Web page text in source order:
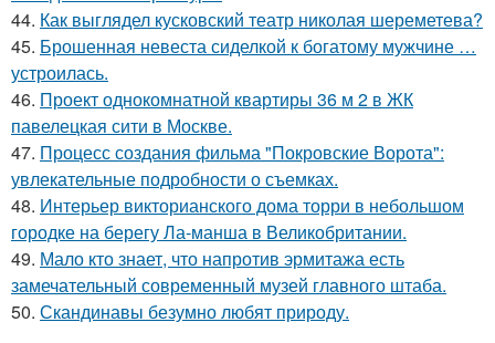
44. Как выглядел кусковский театр николая шереметева?
45. Брошенная невеста сиделкой к богатому мужчине …
устроилась.
46. Проект однокомнатной квартиры 36 м 2 в ЖК
павелецкая сити в Москве.
47. Процесс создания фильма "Покровские Ворота":
увлекательные подробности о съемках.
48. Интерьер викторианского дома торри в небольшом
городке на берегу Ла-манша в Великобритании.
49. Мало кто знает, что напротив эрмитажа есть
замечательный современный музей главного штаба.
50. Скандинавы безумно любят природу.